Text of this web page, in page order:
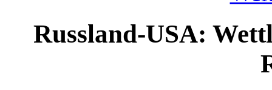
Russland-USA: